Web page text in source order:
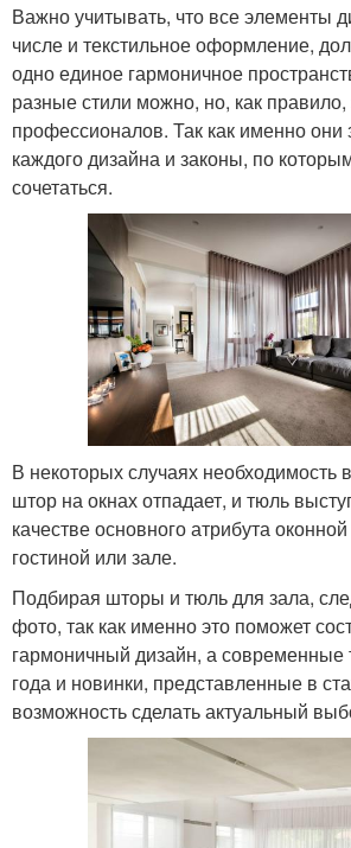
Важно учитывать, что все элементы
числе и текстильное оформление,
одно единое гармоничное
разные стили можно, но, как правило,
профессионалов. Так как именно они
каждого дизайна и законы, по
сочетаться.
В некоторых случаях необходимость
штор на окнах отпадает, и тюль
качестве основного атрибута
гостиной или зале.
Подбирая шторы и тюль для зала,
фото, так как именно это поможет
гармоничный дизайн, а современные
года и новинки, представленные в
возможность сделать актуальный